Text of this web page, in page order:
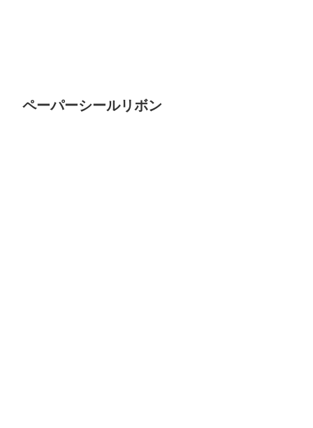
ペーパーシールリボン